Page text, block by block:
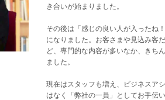
き合いが始まりました。
その後は「感じの良い人が入ったね
になりました。お客さまや見込み客
ど、専門的な内容が多いなか、きち
ました。
現在はスタッフも増え、ビジネスア
はなく「弊社の一員」としてお手伝